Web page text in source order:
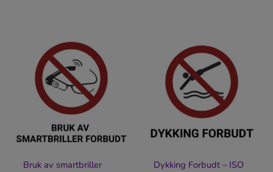
Bruk av smartbriller
Dykking Forbudt – ISO